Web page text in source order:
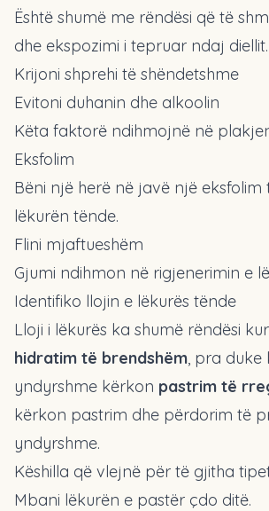
Është shumë me rëndësi që të
dhe ekspozimi i tepruar ndaj diellit.
Krijoni shprehi të shëndetshme
Evitoni duhanin dhe alkoolin
Këta faktorë ndihmojnë në
Eksfolim
Bëni një herë në javë një
lëkurën tënde.
Flini mjaftueshëm
Gjumi ndihmon në rigjenerimin e
Identifiko llojin e lëkurës tënde
Lloji i lëkurës ka shumë rëndësi
hidratim të brendshëm, pra duke
yndyrshme kërkon pastrim të
kërkon pastrim dhe përdorim të
yndyrshme.
Këshilla që vlejnë për të gjitha
Mbani lëkurën e pastër çdo ditë.